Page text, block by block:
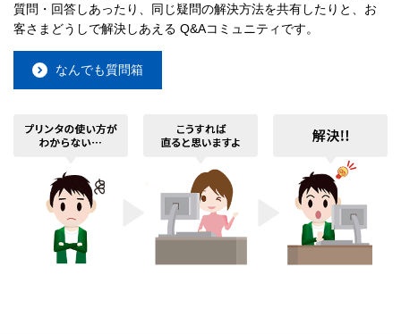
質問・回答しあったり、同じ疑問の解決方法を共有したりと、お
客さまどうしで解決しあえる Q&Aコミュニティです。
なんでも質問箱